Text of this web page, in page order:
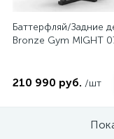
Баттерфляй/Задние
Bronze Gym MIGHT
210 990 руб. /шт